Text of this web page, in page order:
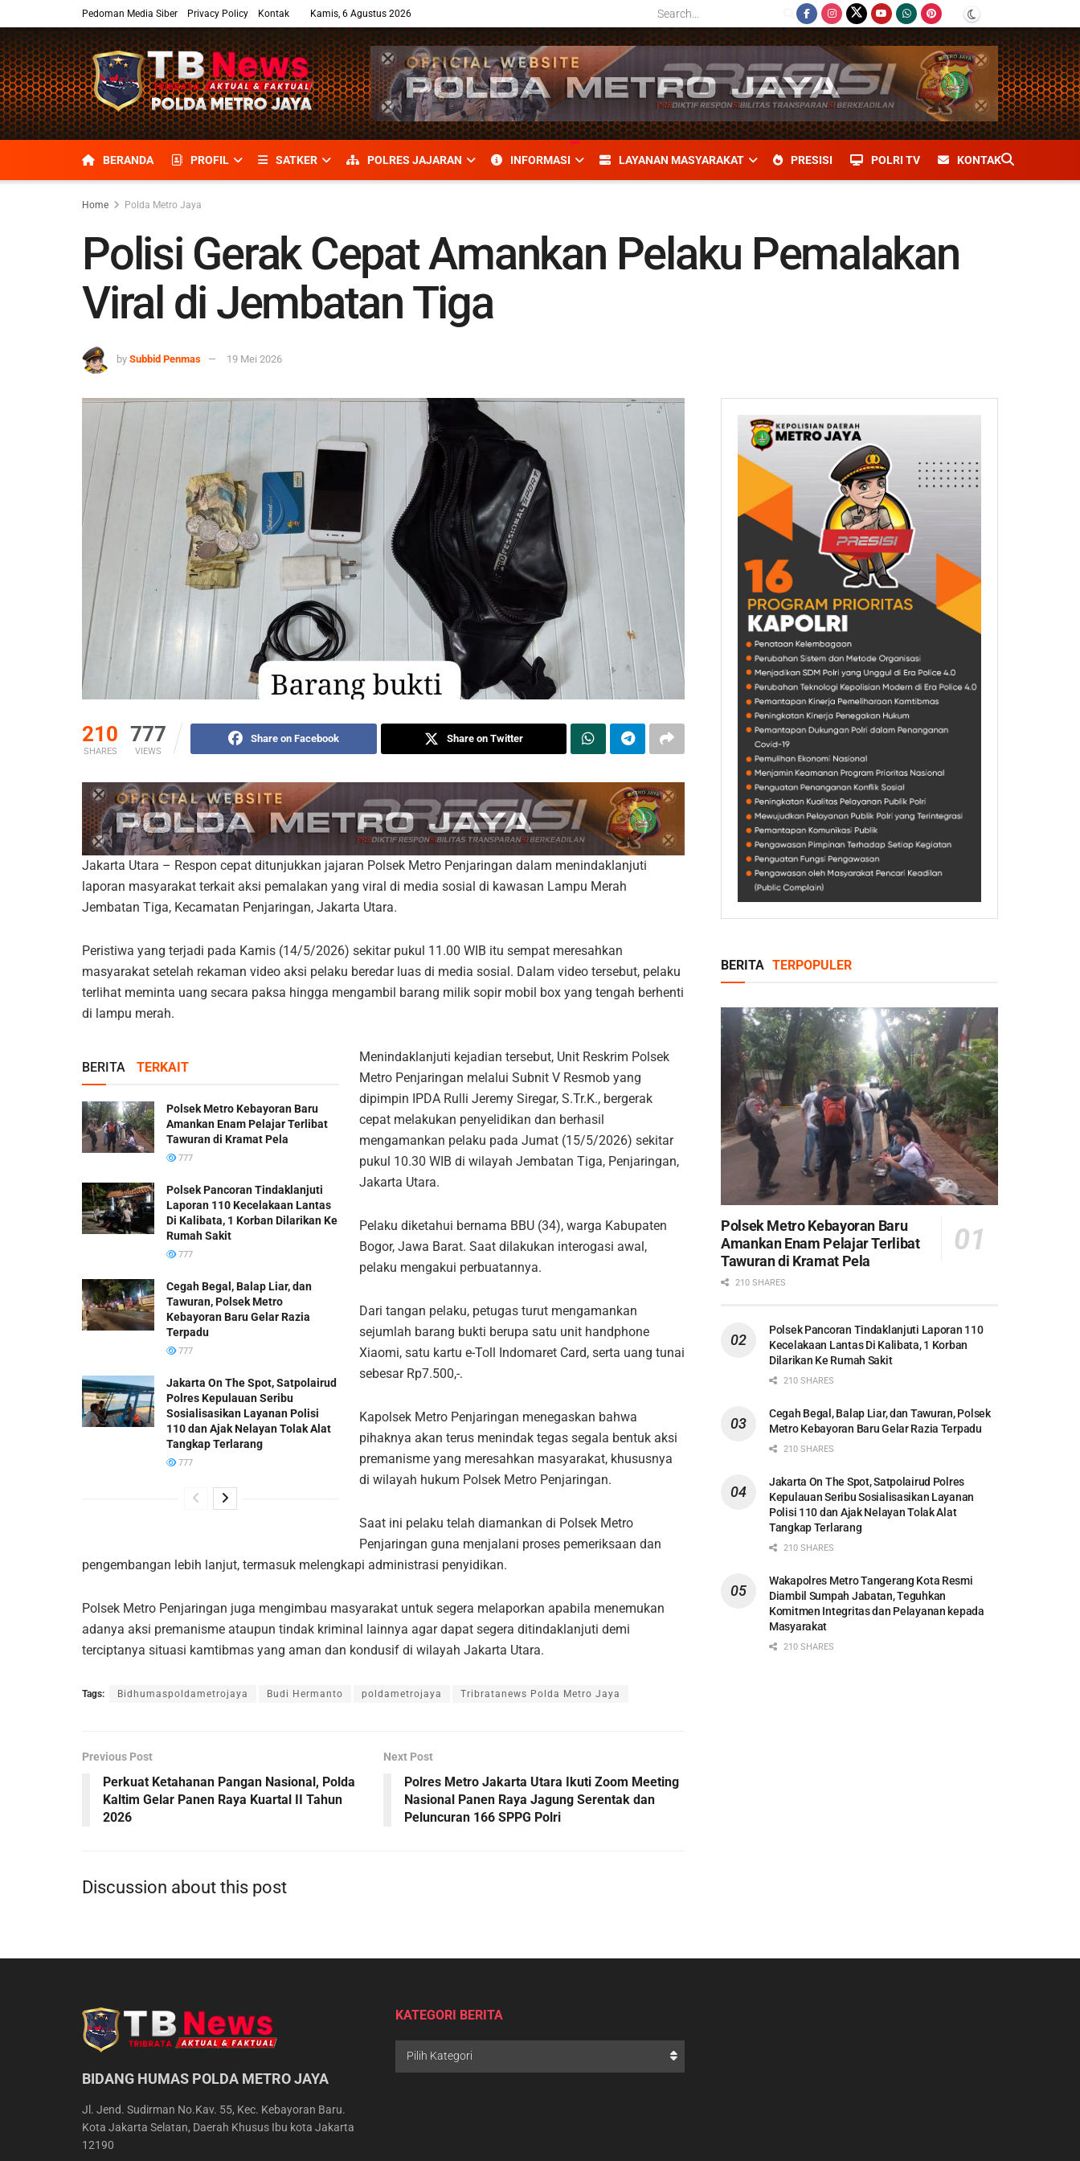
Pedoman Media Siber Privacy Policy Kontak Kamis, 6 Agustus 2026
BERANDA PROFIL SATKER POLRES JAJARAN INFORMASI LAYANAN MASYARAKAT PRESISI POLRI TV KONTAK
Home Polda Metro Jaya
Polisi Gerak Cepat Amankan Pelaku Pemalakan
Viral di Jembatan Tiga
by Subbid Penmas 19 Mei 2026
210
SHARES
777
VIEWS
Share on Facebook Share on Twitter
Jakarta Utara – Respon cepat ditunjukkan jajaran Polsek Metro Penjaringan dalam menindaklanjuti
laporan masyarakat terkait aksi pemalakan yang viral di media sosial di kawasan Lampu Merah
Jembatan Tiga, Kecamatan Penjaringan, Jakarta Utara.
Peristiwa yang terjadi pada Kamis (14/5/2026) sekitar pukul 11.00 WIB itu sempat meresahkan
masyarakat setelah rekaman video aksi pelaku beredar luas di media sosial. Dalam video tersebut, pelaku
terlihat meminta uang secara paksa hingga mengambil barang milik sopir mobil box yang tengah berhenti
di lampu merah.
BERITA TERKAIT
Polsek Metro Kebayoran Baru
Amankan Enam Pelajar Terlibat
Tawuran di Kramat Pela
777
Polsek Pancoran Tindaklanjuti
Laporan 110 Kecelakaan Lantas
Di Kalibata, 1 Korban Dilarikan Ke
Rumah Sakit
777
Cegah Begal, Balap Liar, dan
Tawuran, Polsek Metro
Kebayoran Baru Gelar Razia
Terpadu
777
Jakarta On The Spot, Satpolairud
Polres Kepulauan Seribu
Sosialisasikan Layanan Polisi
110 dan Ajak Nelayan Tolak Alat
Tangkap Terlarang
777
Menindaklanjuti kejadian tersebut, Unit Reskrim Polsek
Metro Penjaringan melalui Subnit V Resmob yang
dipimpin IPDA Rulli Jeremy Siregar, S.Tr.K., bergerak
cepat melakukan penyelidikan dan berhasil
mengamankan pelaku pada Jumat (15/5/2026) sekitar
pukul 10.30 WIB di wilayah Jembatan Tiga, Penjaringan,
Jakarta Utara.
Pelaku diketahui bernama BBU (34), warga Kabupaten
Bogor, Jawa Barat. Saat dilakukan interogasi awal,
pelaku mengakui perbuatannya.
Dari tangan pelaku, petugas turut mengamankan
sejumlah barang bukti berupa satu unit handphone
Xiaomi, satu kartu e-Toll Indomaret Card, serta uang tunai
sebesar Rp7.500,-.
Kapolsek Metro Penjaringan menegaskan bahwa
pihaknya akan terus menindak tegas segala bentuk aksi
premanisme yang meresahkan masyarakat, khususnya
di wilayah hukum Polsek Metro Penjaringan.
Saat ini pelaku telah diamankan di Polsek Metro
Penjaringan guna menjalani proses pemeriksaan dan
pengembangan lebih lanjut, termasuk melengkapi administrasi penyidikan.
Polsek Metro Penjaringan juga mengimbau masyarakat untuk segera melaporkan apabila menemukan
adanya aksi premanisme ataupun tindak kriminal lainnya agar dapat segera ditindaklanjuti demi
terciptanya situasi kamtibmas yang aman dan kondusif di wilayah Jakarta Utara.
Tags: Bidhumaspoldametrojaya Budi Hermanto poldametrojaya Tribratanews Polda Metro Jaya
Previous Post
Perkuat Ketahanan Pangan Nasional, Polda
Kaltim Gelar Panen Raya Kuartal II Tahun
2026
Next Post
Polres Metro Jakarta Utara Ikuti Zoom Meeting
Nasional Panen Raya Jagung Serentak dan
Peluncuran 166 SPPG Polri
Discussion about this post
BERITA TERPOPULER
Polsek Metro Kebayoran Baru
Amankan Enam Pelajar Terlibat
Tawuran di Kramat Pela
210 SHARES
Polsek Pancoran Tindaklanjuti Laporan 110
Kecelakaan Lantas Di Kalibata, 1 Korban
Dilarikan Ke Rumah Sakit
210 SHARES
Cegah Begal, Balap Liar, dan Tawuran, Polsek
Metro Kebayoran Baru Gelar Razia Terpadu
210 SHARES
Jakarta On The Spot, Satpolairud Polres
Kepulauan Seribu Sosialisasikan Layanan
Polisi 110 dan Ajak Nelayan Tolak Alat
Tangkap Terlarang
210 SHARES
Wakapolres Metro Tangerang Kota Resmi
Diambil Sumpah Jabatan, Teguhkan
Komitmen Integritas dan Pelayanan kepada
Masyarakat
210 SHARES
BIDANG HUMAS POLDA METRO JAYA
Jl. Jend. Sudirman No.Kav. 55, Kec. Kebayoran Baru.
Kota Jakarta Selatan, Daerah Khusus Ibu kota Jakarta
12190
KATEGORI BERITA
Pilih Kategori